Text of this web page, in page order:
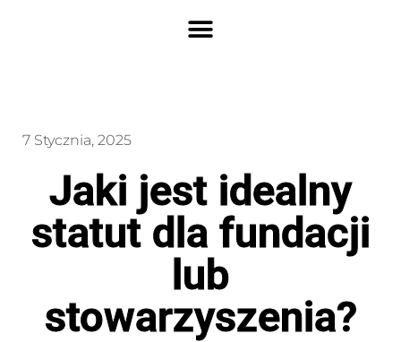
7 Stycznia, 2025
Jaki jest idealny
statut dla fundacji
lub
stowarzyszenia?